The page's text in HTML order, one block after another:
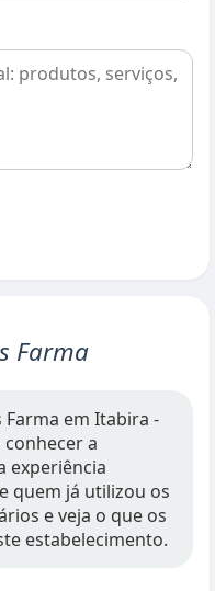
Farma
Farma em Itabira -
a
experiência
quem já utilizou os
e veja o que os
estabelecimento.